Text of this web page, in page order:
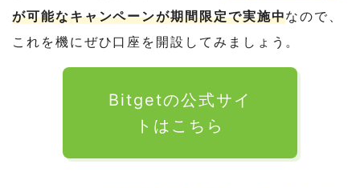
が可能なキャンペーンが期間限定で実施中なので、
これを機にぜひ口座を開設してみましょう。
Bitgetの公式サイ
トはこちら